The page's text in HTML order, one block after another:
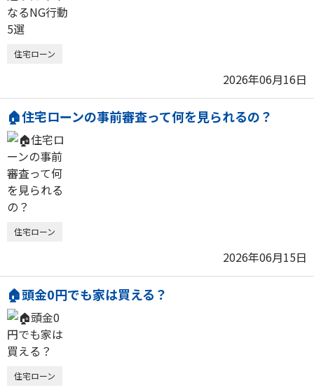
住宅ローン
2026年06月16日
🏠住宅ローンの事前審査って何を見られるの？
住宅ローン
2026年06月15日
🏠頭金0円でも家は買える？
住宅ローン